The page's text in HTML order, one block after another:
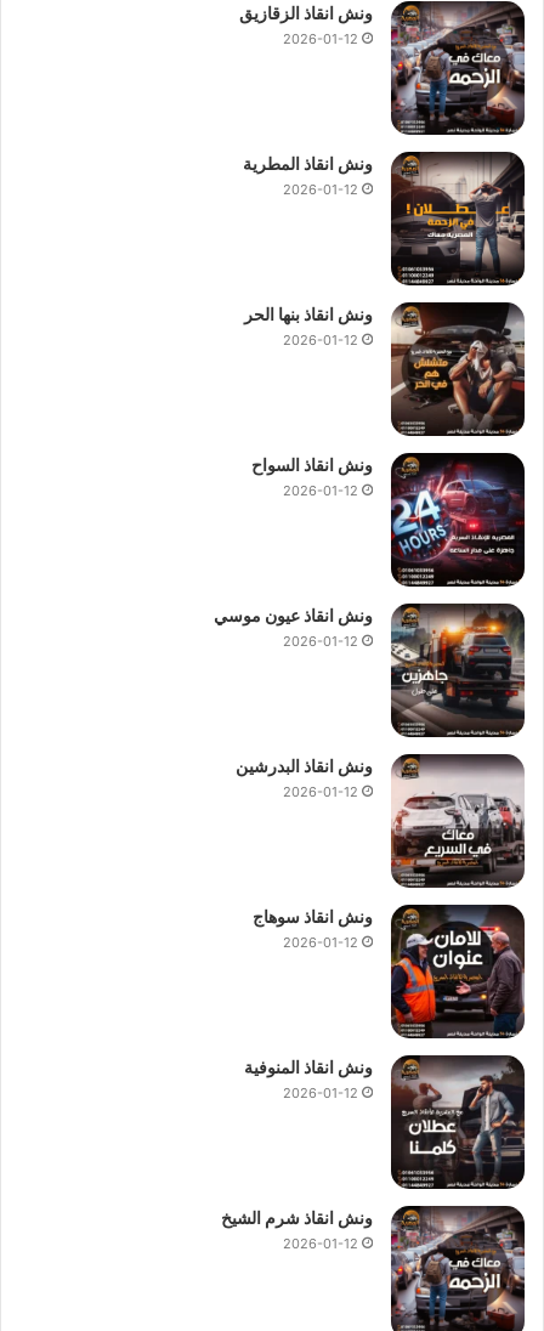
ونش انقاذ الزقازيق
2026-01-12
ونش انقاذ المطرية
2026-01-12
ونش انقاذ بنها الحر
2026-01-12
ونش انقاذ السواح
2026-01-12
ونش انقاذ عيون موسي
2026-01-12
ونش انقاذ البدرشين
2026-01-12
ونش انقاذ سوهاج
2026-01-12
ونش انقاذ المنوفية
2026-01-12
ونش انقاذ شرم الشيخ
2026-01-12